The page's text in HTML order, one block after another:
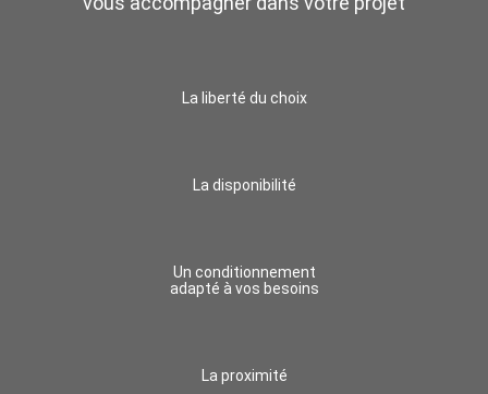
La liberté du choix
La disponibilité
Un conditionnement
adapté à vos besoins
La proximité